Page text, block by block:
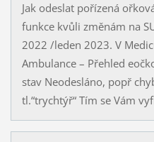
Jak odeslat pořízená
funkce kvůli změnám na
2022 /leden 2023. V
Ambulance – Přehled
stav Neodesláno, popř
tl.“trychtýř“ Tím se Vám